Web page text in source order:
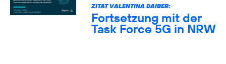
ZITAT VALENTINA DAIBER:
Fortsetzung mit der
Task Force 5G in NRW